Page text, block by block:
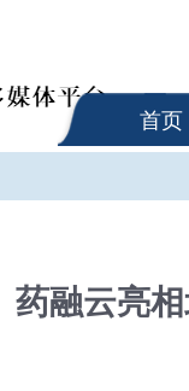
首页
药融云亮